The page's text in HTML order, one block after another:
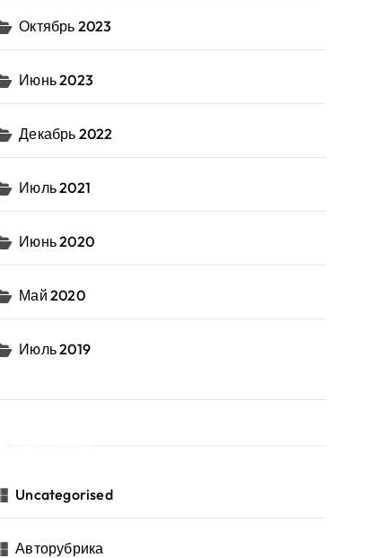
Октябрь 2023
Июнь 2023
Декабрь 2022
Июль 2021
Июнь 2020
Май 2020
Июль 2019
Uncategorised
Авторубрика